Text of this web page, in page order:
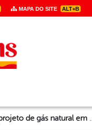
MAPA DO SITE ALT+B
Copergás